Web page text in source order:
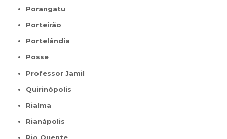
Porangatu
Porteirão
Portelândia
Posse
Professor Jamil
Quirinópolis
Rialma
Rianápolis